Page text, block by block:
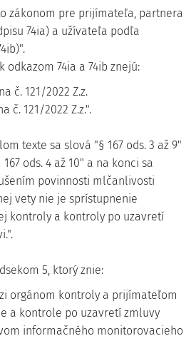
zákonom pre prijímateľa, partnera
74ia) a užívateľa podľa
odkazom 74ia a 74ib znejú:
č. 121/2022 Z.z.
č. 121/2022 Z.z.".
texte sa slová "§ 167 ods. 3 až 9"
ods. 4 až 10" a na konci sa
povinnosti mlčanlivosti
vety nie je sprístupnenie
kontroly a kontroly po uzavretí
5, ktorý znie:
orgánom kontroly a prijímateľom
a kontrole po uzavretí zmluvy
informačného monitorovacieho